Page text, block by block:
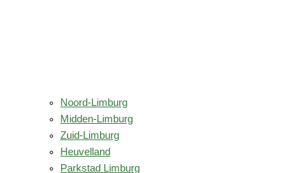
Noord-Limburg
Midden-Limburg
Zuid-Limburg
Heuvelland
Parkstad Limburg